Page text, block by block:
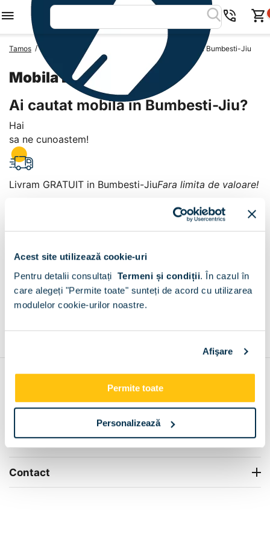
Acest site utilizează cookie-uri
Pentru detalii consultați Termeni și condiții. În cazul în
care alegeți "Permite toate" sunteți de acord cu utilizarea
modulelor cookie-urilor noastre.
Afişare
Permite toate
Personalizează
Tamos / Mobila Romania Mobila Judetul Gorj Mobila Bumbesti-Jiu
Mobila Bumbesti-Jiu
Ai cautat mobila in Bumbesti-Jiu?
Hai
sa ne cunoastem!
Livram GRATUIT in Bumbesti-JiuFara limita de valoare!
Bumbesti-Jiu
+
Info Center
Livrare
Contact